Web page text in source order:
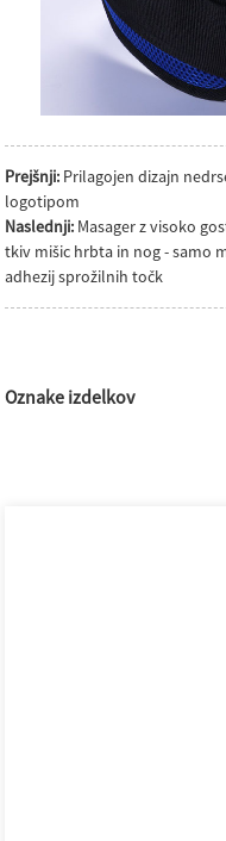
Prejšnji: Prilagojen dizajn
logotipom
Naslednji: Masager z visoko
tkiv mišic hrbta in nog - samo
adhezij sprožilnih točk
Oznake izdelkov